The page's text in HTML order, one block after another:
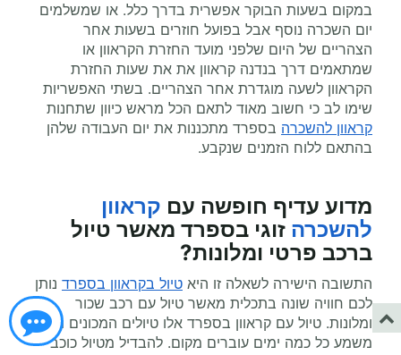
במקום בשעות הבוקר אפשרית בדרך כלל. או שמשלמים
יום השכרה נוסף אבל בפועל חוזרים בשעות אחר
הצהריים של היום שלפני מועד החזרת הקראוון או
שמתאמים דרך בנדנה קראוון את את שעות החזרת
הקראוון לשעה מוגדרת אחר הצהריים. בשתי האפשריות
שימו לב כי חשוב מאוד לתאם הכל מראש כיוון שתחנות
קראוון להשכרה בספרד מתכננות את יום העבודה שלהן
בהתאם ללוח הזמנים שנקבע.
מדוע עדיף חופשה עם קראוון
להשכרה זוגי בספרד מאשר טיול
ברכב פרטי ומלונות?
התשובה הישירה לשאלה זו היא טיול בקראוון בספרד נותן
לכם חוויה שונה בתכלית מאשר טיול עם רכב שכור
ומלונות. טיול עם קראוון בספרד אלו טיולים המכונים מסע
משמע כל כמה ימים עוברים מקום. להבדיל מטיול כוכב